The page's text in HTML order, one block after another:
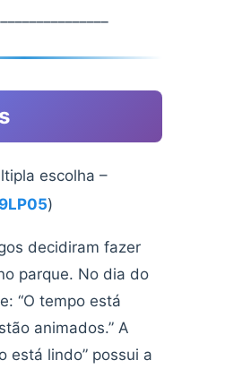
escolha –
)
decidiram fazer
parque. No dia do
“O tempo está
animados.” A
está lindo” possui a